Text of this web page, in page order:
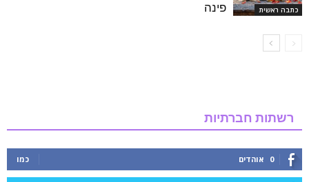
כתבה ראשית
פינה
רשתות חברתיות
0 אוהדים כמו